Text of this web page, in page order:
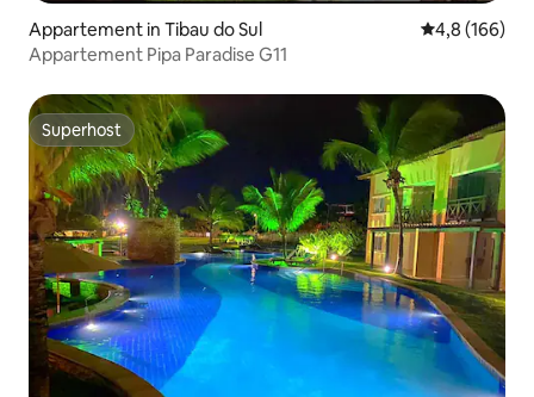
Appartement in Tibau do Sul Gemiddelde
4,8 (166)
Appartement Pipa Paradise G11
Superhost
Superhost